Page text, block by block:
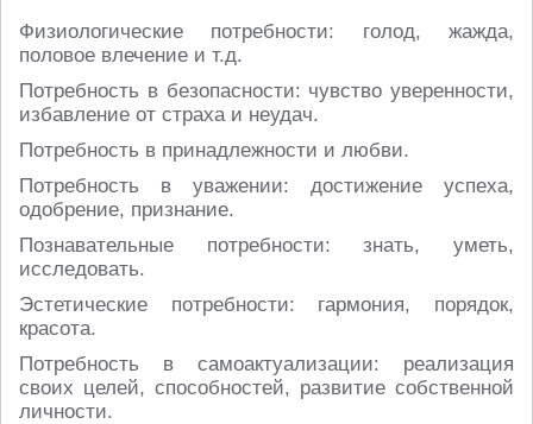
Физиологические потребности: голод, жажда,
половое влечение и т.д.
Потребность в безопасности: чувство уверенности,
избавление от страха и неудач.
Потребность в принадлежности и любви.
Потребность в уважении: достижение успеха,
одобрение, признание.
Познавательные потребности: знать, уметь,
исследовать.
Эстетические потребности: гармония, порядок,
красота.
Потребность в самоактуализации: реализация
своих целей, способностей, развитие собственной
личности.